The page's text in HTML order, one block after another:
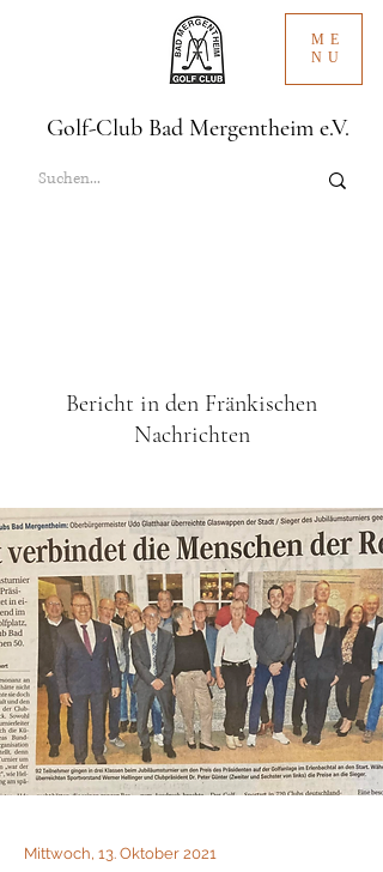
ME
NU
Golf-Club Bad Mergentheim e.V.
Bericht in den Fränkischen
Nachrichten
Mittwoch, 13. Oktober 2021